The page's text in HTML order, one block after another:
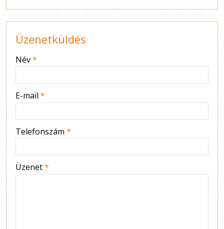
Üzenetküldés
-
-
Név*
E-mail *
Telefonszám *
Üzenet*